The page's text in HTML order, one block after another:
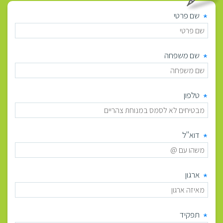
המשרות
שלנו
Cloud
Center
of
Excellence
התמחות
שווה
Podcast
&
Webinar
שם פרטי *
שם משפחה *
טלפון *
דוא"ל *
ארגון *
תפקיד *